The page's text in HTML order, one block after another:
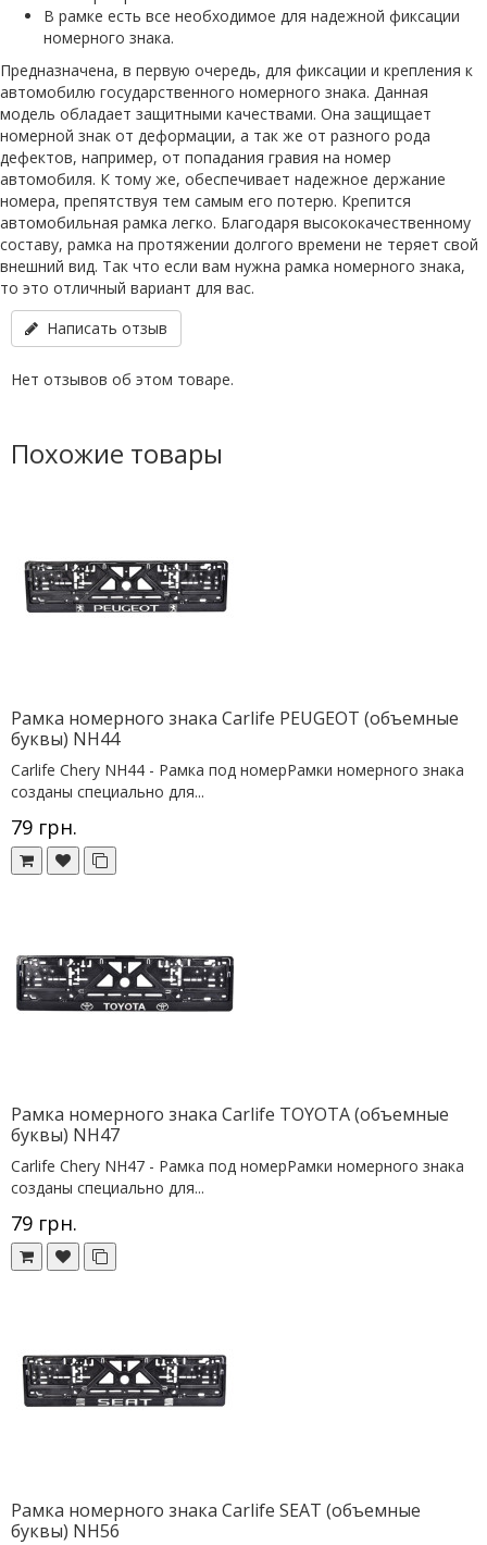
В рамке есть все необходимое для надежной фиксации
номерного знака.
Предназначена, в первую очередь, для фиксации и крепления к
автомобилю государственного номерного знака. Данная
модель обладает защитными качествами. Она защищает
номерной знак от деформации, а так же от разного рода
дефектов, например, от попадания гравия на номер
автомобиля. К тому же, обеспечивает надежное держание
номера, препятствуя тем самым его потерю. Крепится
автомобильная рамка легко. Благодаря высококачественному
составу, рамка на протяжении долгого времени не теряет свой
внешний вид. Так что если вам нужна рамка номерного знака,
то это отличный вариант для вас.
Написать отзыв
Нет отзывов об этом товаре.
Похожие товары
Рамка номерного знака Сarlife PEUGEOT (объемные
буквы) NH44
Сarlife Chery NH44 - Рамка под номерРамки номерного знака
созданы специально для...
79 грн.
Рамка номерного знака Сarlife TOYOTA (объемные
буквы) NH47
Сarlife Chery NH47 - Рамка под номерРамки номерного знака
созданы специально для...
79 грн.
Рамка номерного знака Сarlife SEAT (объемные
буквы) NH56